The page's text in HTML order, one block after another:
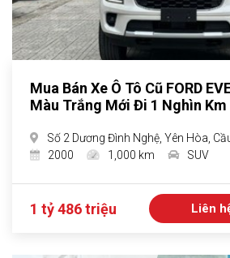
Mua Bán Xe Ô Tô Cũ FORD
Màu Trắng Mới Đi 1 Nghìn Km
Số 2 Dương Đình Nghệ, Yên Hòa,
2000
1,000 km SUV
1 tỷ 486 triệu Liên